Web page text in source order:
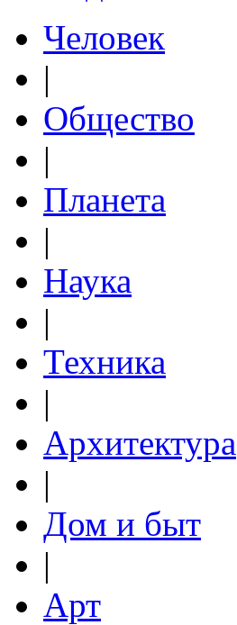
Человек
|
Общество
|
Планета
|
Наука
|
Техника
|
Архитектура
|
Дом и быт
|
Арт